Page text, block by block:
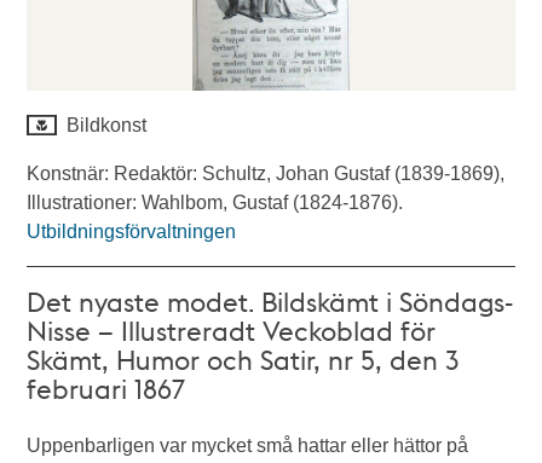
Bildkonst
Konstnär: Redaktör: Schultz, Johan Gustaf (1839-1869),
Illustrationer: Wahlbom, Gustaf (1824-1876).
Utbildningsförvaltningen
Det nyaste modet. Bildskämt i Söndags-
Nisse – Illustreradt Veckoblad för
Skämt, Humor och Satir, nr 5, den 3
februari 1867
Uppenbarligen var mycket små hattar eller hättor på